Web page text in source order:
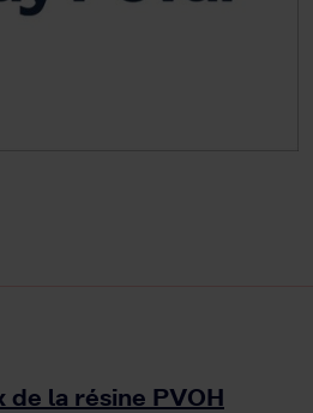
de la résine PVOH